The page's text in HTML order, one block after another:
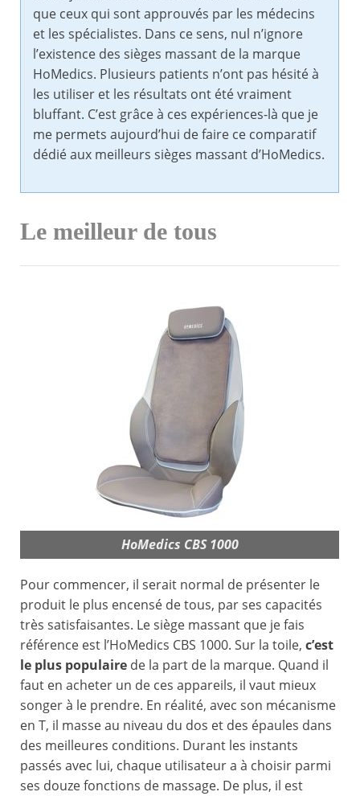
que ceux qui sont approuvés par les médecins
et les spécialistes. Dans ce sens, nul n’ignore
l’existence des sièges massant de la marque
HoMedics. Plusieurs patients n’ont pas hésité à
les utiliser et les résultats ont été vraiment
bluffant. C’est grâce à ces expériences-là que je
me permets aujourd’hui de faire ce comparatif
dédié aux meilleurs sièges massant d’HoMedics.
Le meilleur de tous
HoMedics CBS 1000
Pour commencer, il serait normal de présenter le
produit le plus encensé de tous, par ses capacités
très satisfaisantes. Le siège massant que je fais
référence est l’HoMedics CBS 1000. Sur la toile, c’est
le plus populaire de la part de la marque. Quand il
faut en acheter un de ces appareils, il vaut mieux
songer à le prendre. En réalité, avec son mécanisme
en T, il masse au niveau du dos et des épaules dans
des meilleures conditions. Durant les instants
passés avec lui, chaque utilisateur a à choisir parmi
ses douze fonctions de massage. De plus, il est